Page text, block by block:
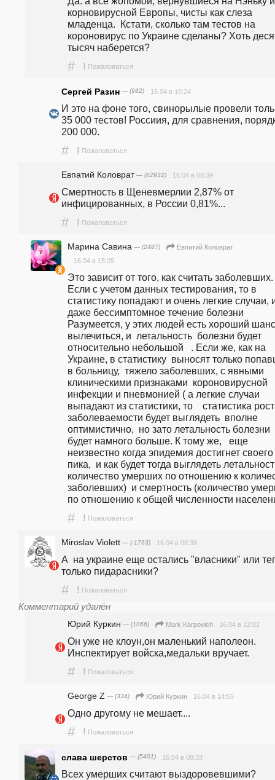
корновирусной Европы, чисты как слеза
младенца.  Кстати, сколько там тестов на
короновирус по Украине сделаны? Хоть
тысяч наберется?
# ! Пожаловаться
Сергей Разин — (982) 16.04 в 10:24
И это на фоне того, свинорылые провели
35 000 тестов! Россиия, для сравнения,
200 000.
# ! Пожаловаться
Евпатий Коловрат— (62932) 16.04 в 08:39
Смертность в Щеневмерлии 2,87% от
инфицированных, в России 0,81%...
# ! Пожаловаться
Марина Савина — (2487)
Евпатий Коловрат
16.04 в 15:05
Это зависит от того, как считать заболевших.
Если с учетом данных тестирования, то в
статистику попадают и очень легкие случаи,
даже бессимптомное течение болезни
Разумеется, у этих людей есть хороший шанс
вылечиться, и  летальность  болезни будет
относительно небольшой   . Если же, как на
Украине, в статистику  выносят только
в больницу,  тяжело заболевших, с явными
клиническими признаками  короновирусной
инфекции и пневмонией ( а легкие случаи
выпадают из статистики, то    статистика
заболеваемости будет выглядеть  вполне
оптимистично,  но зато летальность болезни
будет намного больше. К тому же,   еще
неизвестно когда эпидемия достигнет своего
пика,  и как будет тогда выглядеть
количество умерших по отношению к
заболевших)  и смертность (количество
по отношению к общей численности
# ! Пожаловаться
Miroslav Violett — (-1763) 16.04 в 08:38
А  на украине еще остались "власники" или
только пидapacники?
# ! Пожаловаться
Комментарий удалён
Юрий Куркин — (1066) Mark Karpovich 16.04 в 12:02
Он уже не клоун,он маленький наполеон.
Инспектирует войска,медальки вручает.
# ! Пожаловаться
George Z — (334) Юрий Куркин 16.04 в 14:55
Одно другому не мешает....
# ! Пожаловаться
слава шерстов — (5401) 16.04 в 08:33
Всех умерших считают выздоровевшими?